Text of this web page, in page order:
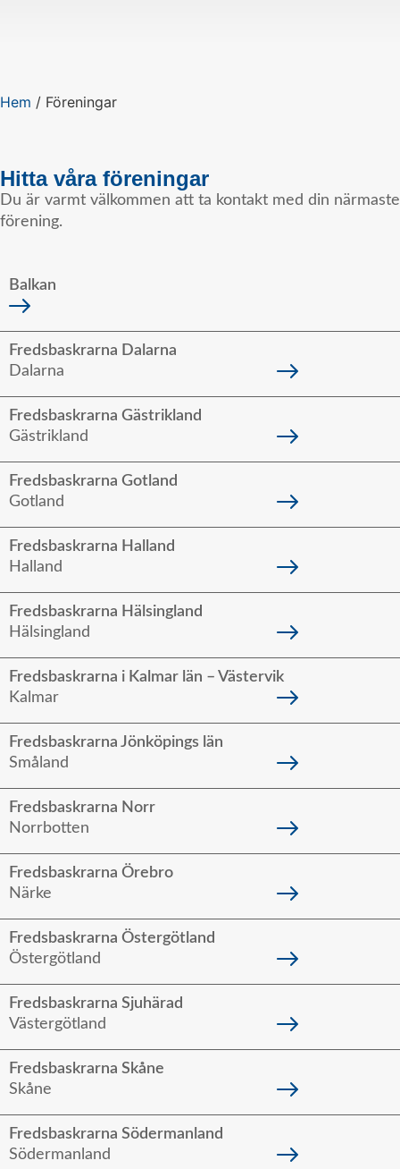
Hem / Föreningar
Hitta våra föreningar
Du är varmt välkommen att ta kontakt med din närmaste
förening.
Balkan
Fredsbaskrarna Dalarna
Dalarna
Fredsbaskrarna Gästrikland
Gästrikland
Fredsbaskrarna Gotland
Gotland
Fredsbaskrarna Halland
Halland
Fredsbaskrarna Hälsingland
Hälsingland
Fredsbaskrarna i Kalmar län – Västervik
Kalmar
Fredsbaskrarna Jönköpings län
Småland
Fredsbaskrarna Norr
Norrbotten
Fredsbaskrarna Örebro
Närke
Fredsbaskrarna Östergötland
Östergötland
Fredsbaskrarna Sjuhärad
Västergötland
Fredsbaskrarna Skåne
Skåne
Fredsbaskrarna Södermanland
Södermanland